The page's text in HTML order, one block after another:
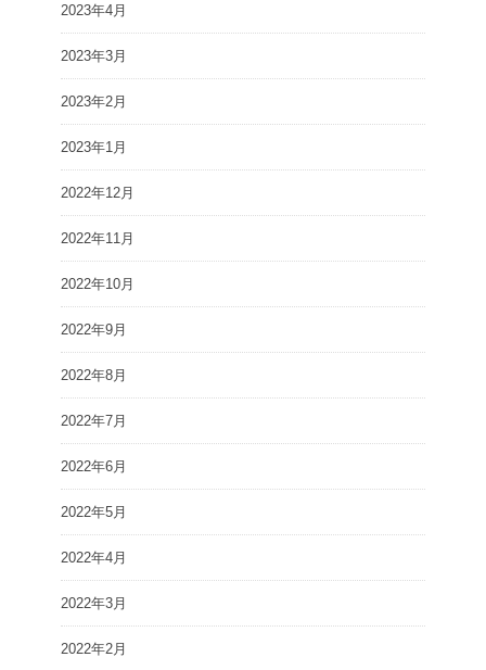
2023年4月
2023年3月
2023年2月
2023年1月
2022年12月
2022年11月
2022年10月
2022年9月
2022年8月
2022年7月
2022年6月
2022年5月
2022年4月
2022年3月
2022年2月